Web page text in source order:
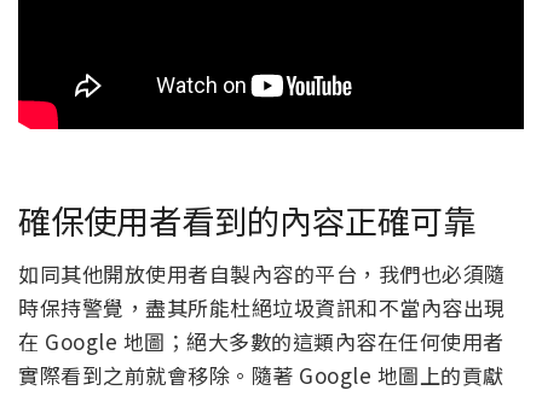
確保使用者看到的內容正確可靠
如同其他開放使用者自製內容的平台，我們也必須隨
時保持警覺，盡其所能杜絕垃圾資訊和不當內容出現
在 Google 地圖；絕大多數的這類內容在任何使用者
實際看到之前就會移除。隨著 Google 地圖上的貢獻